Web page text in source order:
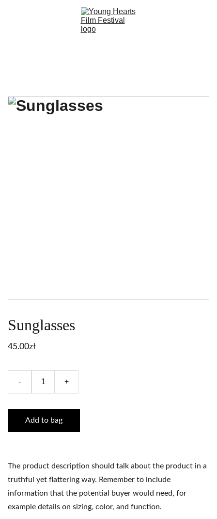
Sunglasses
45.00zł
- +
Add to bag
The product description should talk about the product in a
truthful yet flattering way. Remember to include
information that the potential buyer would need, for
example details on sizing, color, and function.